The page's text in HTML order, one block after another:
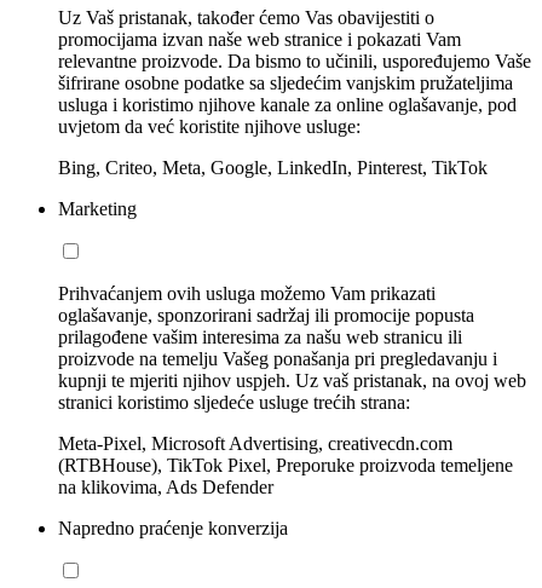
Uz Vaš pristanak, također ćemo Vas obavijestiti o
promocijama izvan naše web stranice i pokazati Vam
relevantne proizvode. Da bismo to učinili, uspoređujemo Vaše
šifrirane osobne podatke sa sljedećim vanjskim pružateljima
usluga i koristimo njihove kanale za online oglašavanje, pod
uvjetom da već koristite njihove usluge:
Bing, Criteo, Meta, Google, LinkedIn, Pinterest, TikTok
Marketing
Prihvaćanjem ovih usluga možemo Vam prikazati
oglašavanje, sponzorirani sadržaj ili promocije popusta
prilagođene vašim interesima za našu web stranicu ili
proizvode na temelju Vašeg ponašanja pri pregledavanju i
kupnji te mjeriti njihov uspjeh. Uz vaš pristanak, na ovoj web
stranici koristimo sljedeće usluge trećih strana:
Meta-Pixel, Microsoft Advertising, creativecdn.com
(RTBHouse), TikTok Pixel, Preporuke proizvoda temeljene
na klikovima, Ads Defender
Napredno praćenje konverzija